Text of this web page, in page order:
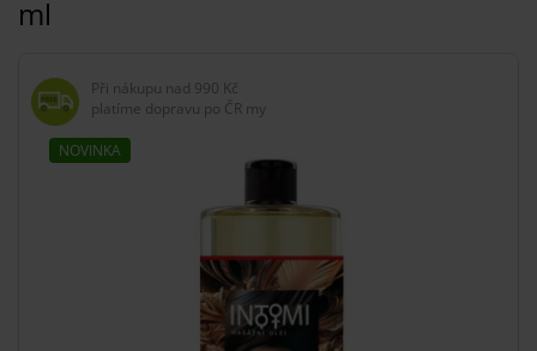
ml
Při nákupu nad 990 Kč
platíme dopravu po ČR my
NOVINKA